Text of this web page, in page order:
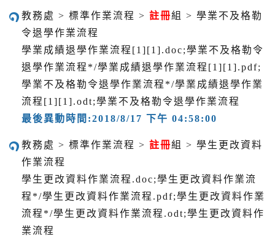
教務處 > 標準作業流程 > 註冊組 > 學業不及格勒
令退學作業流程
學業成績退學作業流程[1][1].doc;學業不及格勒令
退學作業流程*/學業成績退學作業流程[1][1].pdf;
學業不及格勒令退學作業流程*/學業成績退學作業
流程[1][1].odt;學業不及格勒令退學作業流程
最後異動時間:2018/8/17 下午 04:58:00
教務處 > 標準作業流程 > 註冊組 > 學生更改資料
作業流程
學生更改資料作業流程.doc;學生更改資料作業流
程*/學生更改資料作業流程.pdf;學生更改資料作業
流程*/學生更改資料作業流程.odt;學生更改資料作
業流程